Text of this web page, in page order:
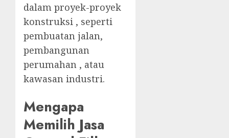
dalam proyek-proyek
konstruksi , seperti
pembuatan jalan,
pembangunan
perumahan , atau
kawasan industri.
Mengapa
Memilih Jasa